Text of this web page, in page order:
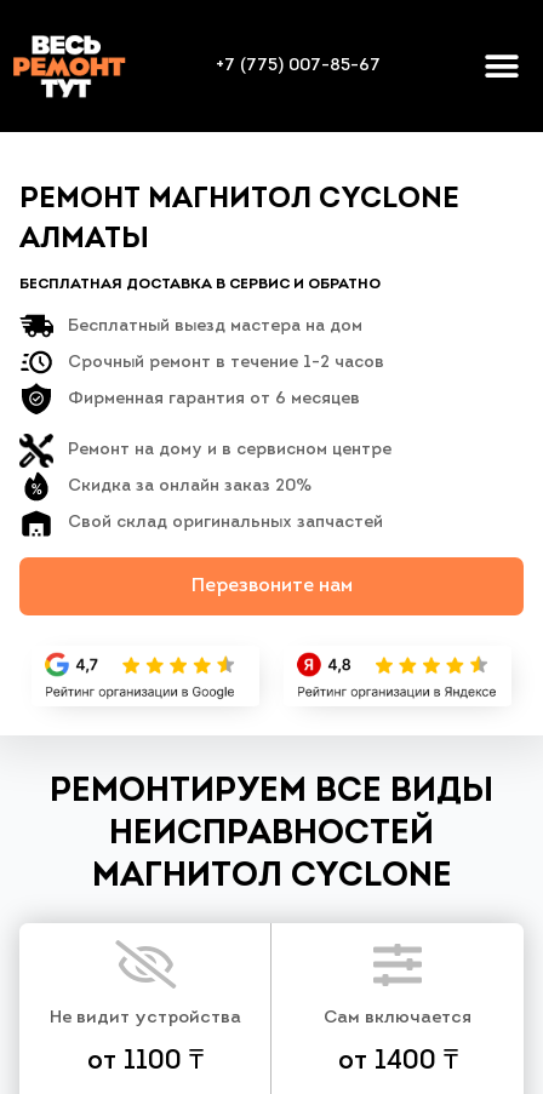
+7 (775) 007-85-67
РЕМОНТ МАГНИТОЛ CYCLONE
АЛМАТЫ
БЕСПЛАТНАЯ ДОСТАВКА В СЕРВИС И ОБРАТНО
Бесплатный выезд мастера на дом
Срочный ремонт в течение 1-2 часов
Фирменная гарантия от 6 месяцев
Ремонт на дому и в сервисном центре
Скидка за онлайн заказ 20%
Свой склад оригинальных запчастей
Перезвоните нам
РЕМОНТИРУЕМ ВСЕ ВИДЫ
НЕИСПРАВНОСТЕЙ
МАГНИТОЛ CYCLONE
Не видит устройства
от 1100 ₸
Сам включается
от 1400 ₸